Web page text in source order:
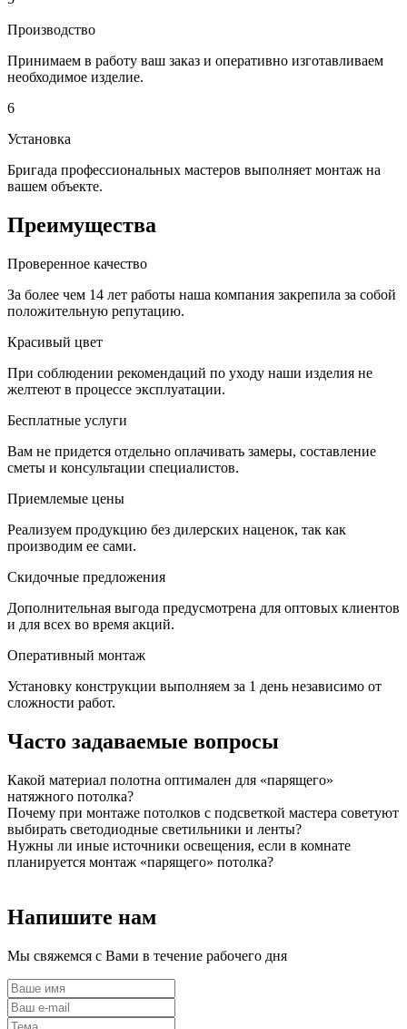
Производство
Принимаем в работу ваш заказ и оперативно изготавливаем
необходимое изделие.
6
Установка
Бригада профессиональных мастеров выполняет монтаж на
вашем объекте.
Преимущества
Проверенное качество
За более чем 14 лет работы наша компания закрепила за собой
положительную репутацию.
Красивый цвет
При соблюдении рекомендаций по уходу наши изделия не
желтеют в процессе эксплуатации.
Бесплатные услуги
Вам не придется отдельно оплачивать замеры, составление
сметы и консультации специалистов.
Приемлемые цены
Реализуем продукцию без дилерских наценок, так как
производим ее сами.
Скидочные предложения
Дополнительная выгода предусмотрена для оптовых клиентов
и для всех во время акций.
Оперативный монтаж
Установку конструкции выполняем за 1 день независимо от
сложности работ.
Часто задаваемые вопросы
Какой материал полотна оптимален для «парящего»
натяжного потолка?
Почему при монтаже потолков с подсветкой мастера советуют
выбирать светодиодные светильники и ленты?
Нужны ли иные источники освещения, если в комнате
планируется монтаж «парящего» потолка?
Напишите нам
Мы свяжемся с Вами в течение рабочего дня